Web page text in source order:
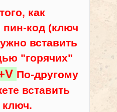
как
код (ключ
вставить
"горячих"
По-другому
вставить
ключ.